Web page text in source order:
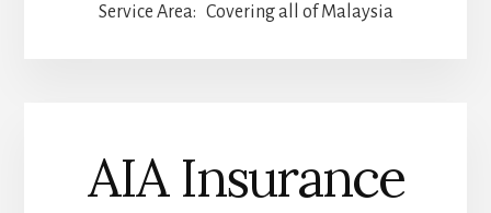
Service Area: Covering all of Malaysia
AIA Insurance